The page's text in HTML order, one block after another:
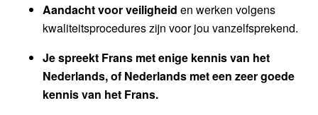
Aandacht voor veiligheid en werken volgens
kwaliteitsprocedures zijn voor jou vanzelfsprekend.
Je spreekt Frans met enige kennis van het
Nederlands, of Nederlands met een zeer goede
kennis van het Frans.